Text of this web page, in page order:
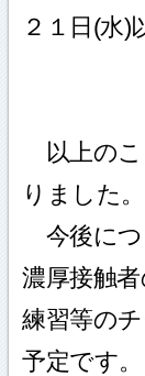
２１日(水)
以上のこ
りました。
今後につ
濃厚接触
練習等の
予定です。